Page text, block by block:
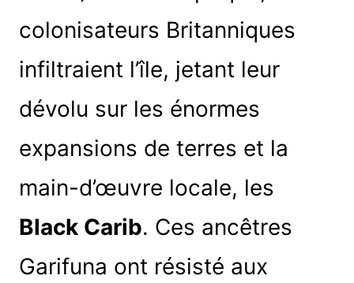
colonisateurs Britanniques
infiltraient l’île, jetant leur
dévolu sur les énormes
expansions de terres et la
main-d’œuvre locale, les
Black Carib. Ces ancêtres
Garifuna ont résisté aux